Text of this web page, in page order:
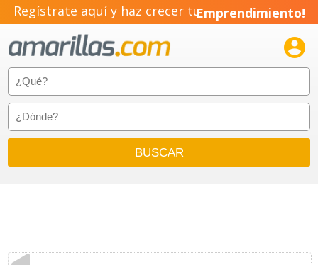
Regístrate aquí y haz crecer tuEmprendimiento!
